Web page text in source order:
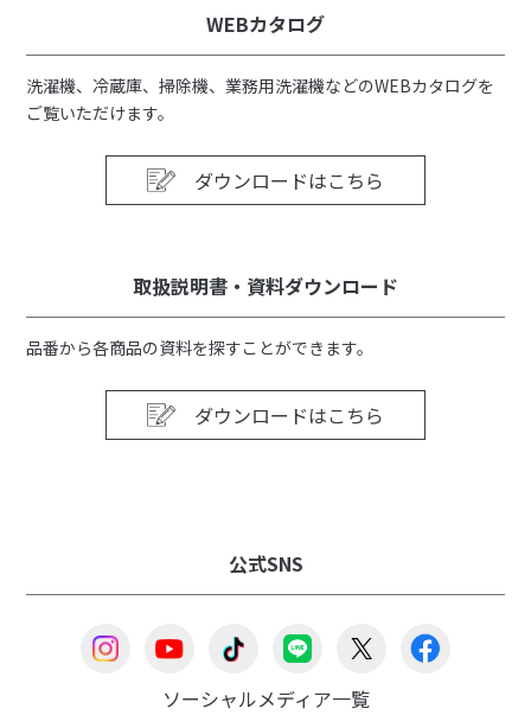
WEBカタログ
洗濯機、冷蔵庫、掃除機、業務用洗濯機などのWEBカタログを
ご覧いただけます。
ダウンロードはこちら
取扱説明書・資料ダウンロード
品番から各商品の資料を探すことができます。
ダウンロードはこちら
公式SNS
ソーシャルメディア一覧